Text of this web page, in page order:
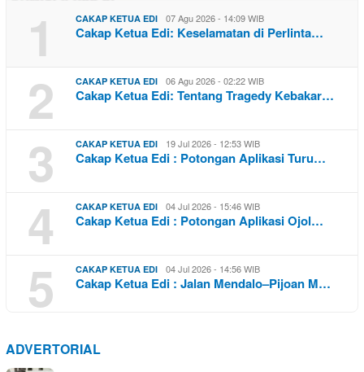
1 CAKAP KETUA EDI 07 Agu 2026 - 14:09 WIB
Cakap Ketua Edi: Keselamatan di Perlinta…
2 CAKAP KETUA EDI 06 Agu 2026 - 02:22 WIB
Cakap Ketua Edi: Tentang Tragedy Kebakar…
3 CAKAP KETUA EDI 19 Jul 2026 - 12:53 WIB
Cakap Ketua Edi : Potongan Aplikasi Turu…
4 CAKAP KETUA EDI 04 Jul 2026 - 15:46 WIB
Cakap Ketua Edi : Potongan Aplikasi Ojol…
5 CAKAP KETUA EDI 04 Jul 2026 - 14:56 WIB
Cakap Ketua Edi : Jalan Mendalo–Pijoan M…
ADVERTORIAL